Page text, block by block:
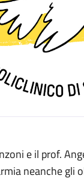
e il prof.
neanche gli